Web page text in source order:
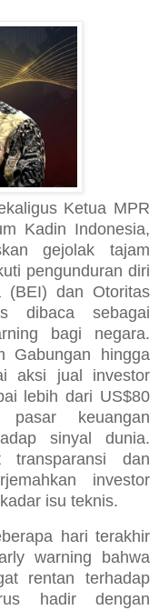
Ketua MPR
Kadin Indonesia,
gejolak tajam
pengunduran diri
(BEI) dan Otoritas
dibaca sebagai
bagi negara.
Gabungan hingga
aksi jual investor
lebih dari US$80
pasar keuangan
sinyal dunia.
transparansi dan
investor
isu teknis.
hari terakhir
warning bahwa
rentan terhadap
hadir dengan